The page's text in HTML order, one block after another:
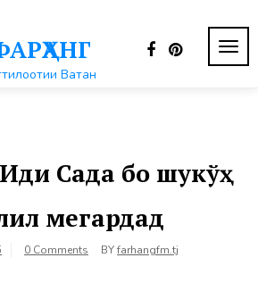
Ватан
Сада бо шукўҳ
мегардад
0 Comments BYfarhangfm.tj